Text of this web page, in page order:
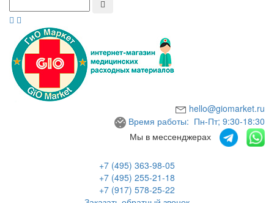
hello@giomarket.ru
Время работы: Пн-Пт; 9:30-18:30
Мы в мессенджерах
+7 (495) 363-98-05
+7 (495) 255-21-18
+7 (917) 578-25-22